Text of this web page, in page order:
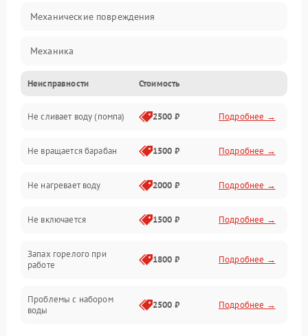
Механические повреждения
Механика
Электропитание
Водоснабжение
Слив
Программное обеспечение
Неисправности Стоимость
Не сливает воду (помпа) 2500 ₽ Подробнее →
Не вращается барабан 1500 ₽ Подробнее →
Не нагревает воду 2000 ₽ Подробнее →
Не включается 1500 ₽ Подробнее →
Запах горелого при
работе
1800 ₽ Подробнее →
Проблемы с набором
воды
2500 ₽ Подробнее →